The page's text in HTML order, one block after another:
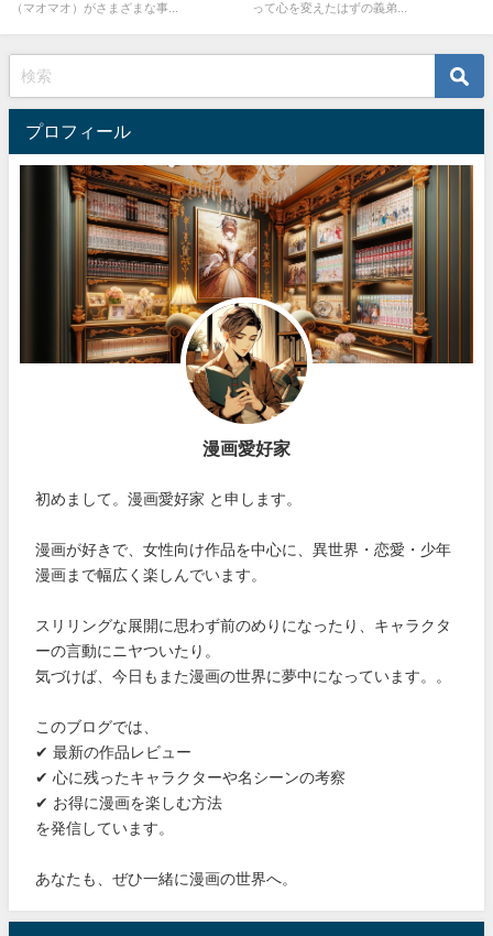
（マオマオ）がさまざまな事...
って心を変えたはずの義弟...
プロフィール
漫画愛好家
初めまして。漫画愛好家 と申します。
漫画が好きで、女性向け作品を中心に、異世界・恋愛・少年
漫画まで幅広く楽しんでいます。
スリリングな展開に思わず前のめりになったり、キャラクタ
ーの言動にニヤついたり。
気づけば、今日もまた漫画の世界に夢中になっています。。
このブログでは、
✔ 最新の作品レビュー
✔ 心に残ったキャラクターや名シーンの考察
✔ お得に漫画を楽しむ方法
を発信しています。
あなたも、ぜひ一緒に漫画の世界へ。